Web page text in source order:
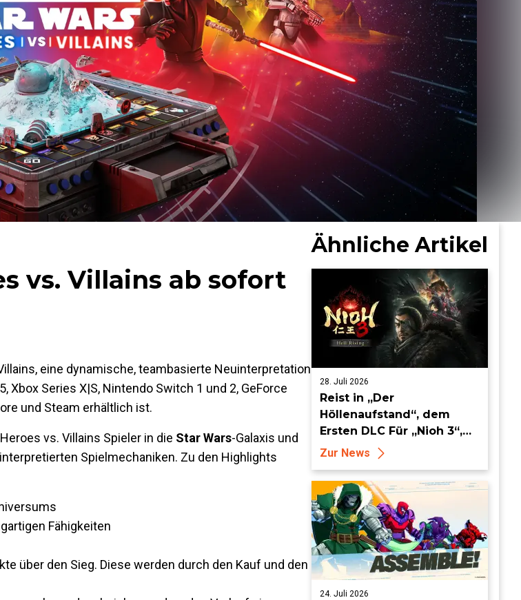
vs. Villains ab sofort
eine dynamische, teambasierte Neuinterpretation
Xbox Series X|S, Nintendo Switch 1 und 2, GeForce
und Steam erhältlich ist.
Heroes vs. Villains Spieler in die Star Wars-Galaxis und
Spielmechaniken. Zu den Highlights
Fähigkeiten
über den Sieg. Diese werden durch den Kauf und den
Ähnliche Artikel
28. Juli 2026
Reist in „Der
Höllenaufstand“, dem
Ersten DLC Für „Nioh 3“,
ab dem 19. August in die
Keian-Ära!
Zur News
24. Juli 2026